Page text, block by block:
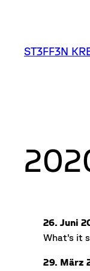
ST3FF3N
26. Juni
What’s it
29. März